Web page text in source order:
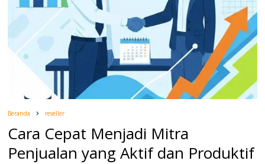
Beranda reseller
Cara Cepat Menjadi Mitra
Penjualan yang Aktif dan Produktif